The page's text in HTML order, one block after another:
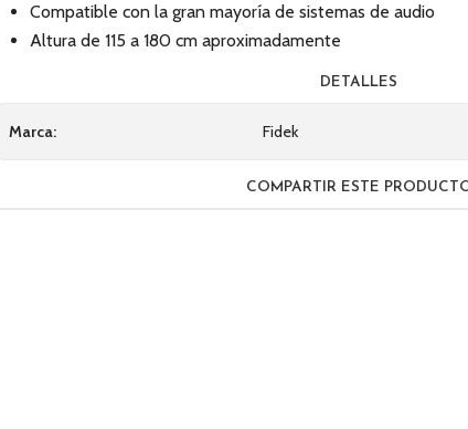
Compatible con la gran mayoría de sistemas de audio
Altura de 115 a 180 cm aproximadamente
DETALLES
Marca: Fidek
COMPARTIR ESTE